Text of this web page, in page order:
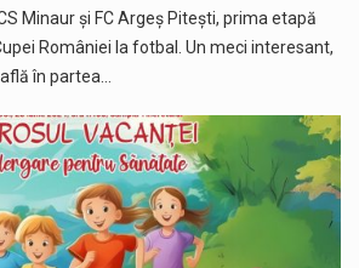
Minaur și FC Argeș Pitești, prima etapă
României la fotbal. Un meci interesant,
în partea…